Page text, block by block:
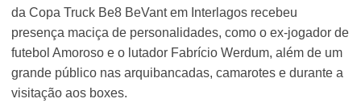
da Copa Truck Be8 BeVant em Interlagos recebeu
presença maciça de personalidades, como o ex-jogador de
futebol Amoroso e o lutador Fabrício Werdum, além de um
grande público nas arquibancadas, camarotes e durante a
visitação aos boxes.